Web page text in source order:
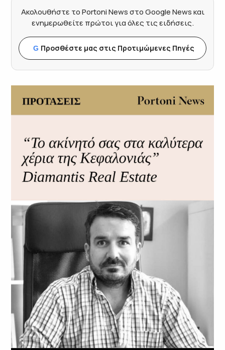
Ακολουθήστε το Portoni News στο Google News και
ενημερωθείτε πρώτοι για όλες τις ειδήσεις.
G Προσθέστε μας στις Προτιμώμενες Πηγές